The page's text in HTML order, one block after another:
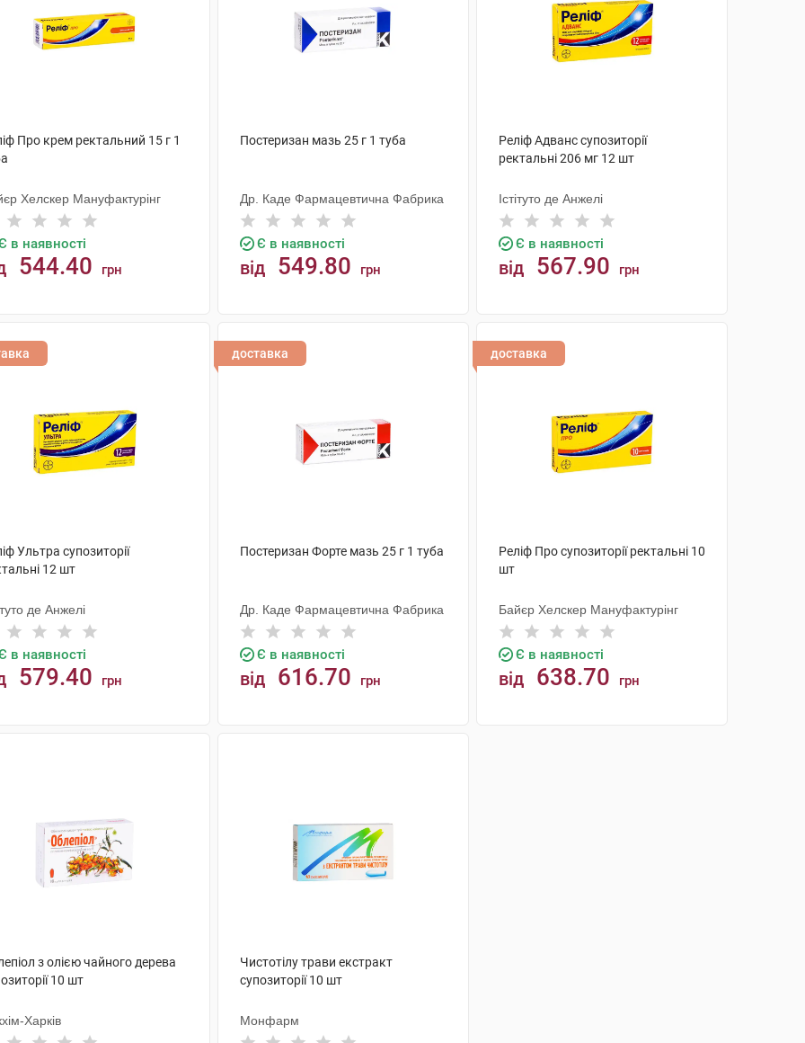
Про крем ректальний 15 г 1
Хелскер Мануфактурінг
в наявності
544.40 грн
Постеризан мазь 25 г 1 туба
Др. Каде Фармацевтична Фабрика
Є в наявності
від 549.80 грн
Реліф Адванс супозиторії
ректальні 206 мг 12 шт
Істітуто де Анжелі
Є в наявності
від 567.90 грн
Ультра супозиторії
12 шт
де Анжелі
в наявності
579.40 грн
доставка
Постеризан Форте мазь 25 г 1 туба
Др. Каде Фармацевтична Фабрика
Є в наявності
від 616.70 грн
доставка
Реліф Про супозиторії ректальні 10
шт
Байєр Хелскер Мануфактурінг
Є в наявності
від 638.70 грн
з олією чайного дерева
10 шт
Харків
Чистотілу трави екстракт
супозиторії 10 шт
Монфарм